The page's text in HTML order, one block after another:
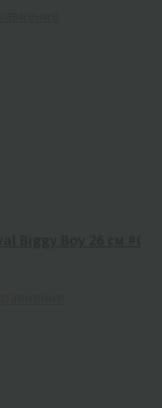
Biggy Boy 26 см